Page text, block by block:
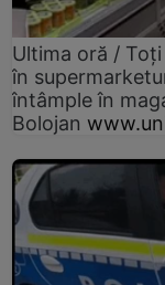
Ultima oră /
în
întâmple în
Bolojan